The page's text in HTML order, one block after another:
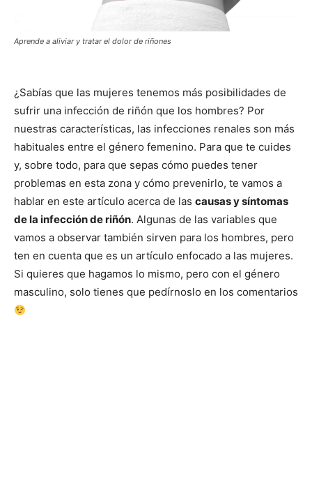
Aprende a aliviar y tratar el dolor de riñones
¿Sabías que las mujeres tenemos más posibilidades de
sufrir una infección de riñón que los hombres? Por
nuestras características, las infecciones renales son más
habituales entre el género femenino. Para que te cuides
y, sobre todo, para que sepas cómo puedes tener
problemas en esta zona y cómo prevenirlo, te vamos a
hablar en este artículo acerca de las causas y síntomas
de la infección de riñón. Algunas de las variables que
vamos a observar también sirven para los hombres, pero
ten en cuenta que es un artículo enfocado a las mujeres.
Si quieres que hagamos lo mismo, pero con el género
masculino, solo tienes que pedírnoslo en los comentarios